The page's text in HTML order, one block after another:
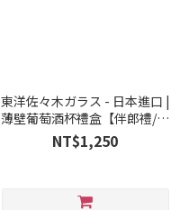
東洋佐々木ガラス - 日本進口 |
薄壁葡萄酒杯禮盒【伴郎禮/酒
杯/婚禮小物】
NT$1,250